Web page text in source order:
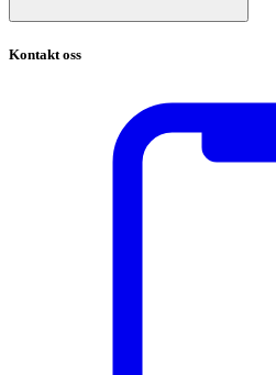
Kontakt oss